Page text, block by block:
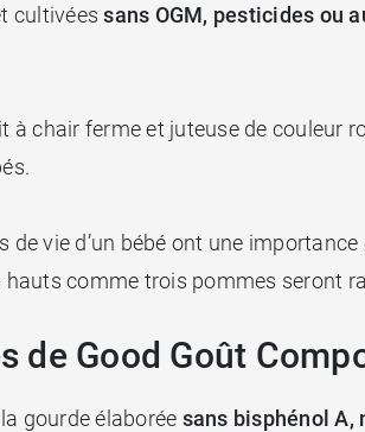
cultivéessans OGM, pesticides ou
à chair ferme et juteuse de couleur
de vie d’un bébé ont une
comme trois pommes seront
de Good Goût
gourde élaborée sans bisphénol A,